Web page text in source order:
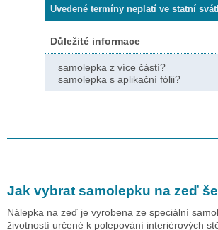
Uvedené termíny neplatí ve statní
Důležité informace
samolepka z více částí?
samolepka s aplikační fólii?
Jak vybrat samolepku na zeď
Nálepka na zeď je vyrobena ze speciální
životností určené k polepování interiérových